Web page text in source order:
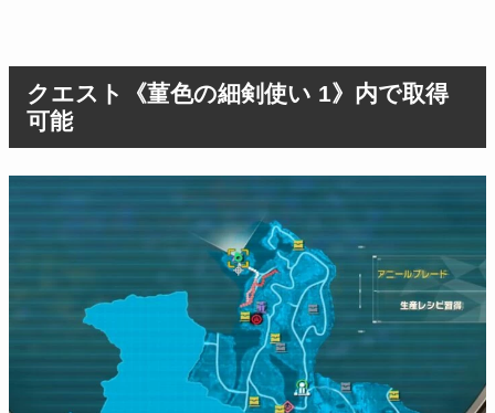
クエスト《菫色の細剣使い 1》内で取得
可能